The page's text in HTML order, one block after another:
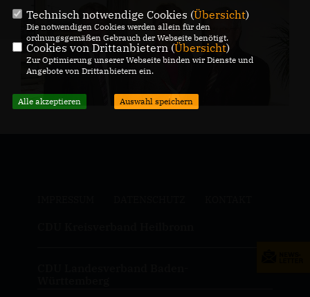
Technisch notwendige Cookies (Übersicht)
Die notwendigen Cookies werden allein für den
ordnungsgemäßen Gebrauch der Webseite benötigt.
Cookies von Drittanbietern (Übersicht)
Zur Optimierung unserer Webseite binden wir Dienste und
Angebote von Drittanbietern ein.
Alle akzeptieren Auswahl speichern